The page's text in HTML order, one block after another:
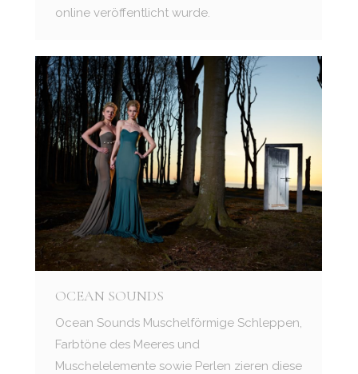
online veröffentlicht wurde.
OCEAN SOUNDS
Ocean Sounds Muschelförmige Schleppen,
Farbtöne des Meeres und
Muschelelemente sowie Perlen zieren diese